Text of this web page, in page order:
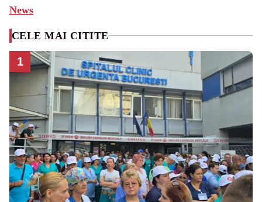
News
CELE MAI CITITE
1